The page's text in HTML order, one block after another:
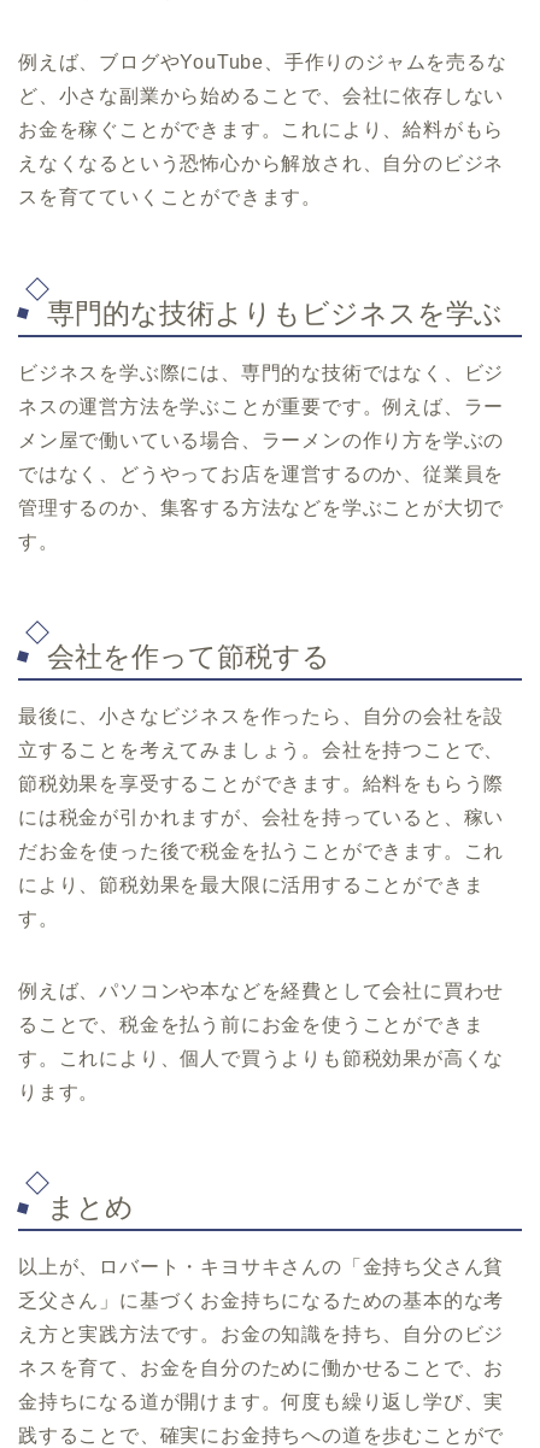
例えば、ブログやYouTube、手作りのジャムを売るな
ど、小さな副業から始めることで、会社に依存しない
お金を稼ぐことができます。これにより、給料がもら
えなくなるという恐怖心から解放され、自分のビジネ
スを育てていくことができます。
専門的な技術よりもビジネスを学ぶ
ビジネスを学ぶ際には、専門的な技術ではなく、ビジ
ネスの運営方法を学ぶことが重要です。例えば、ラー
メン屋で働いている場合、ラーメンの作り方を学ぶの
ではなく、どうやってお店を運営するのか、従業員を
管理するのか、集客する方法などを学ぶことが大切で
す。
会社を作って節税する
最後に、小さなビジネスを作ったら、自分の会社を設
立することを考えてみましょう。会社を持つことで、
節税効果を享受することができます。給料をもらう際
には税金が引かれますが、会社を持っていると、稼い
だお金を使った後で税金を払うことができます。これ
により、節税効果を最大限に活用することができま
す。
例えば、パソコンや本などを経費として会社に買わせ
ることで、税金を払う前にお金を使うことができま
す。これにより、個人で買うよりも節税効果が高くな
ります。
まとめ
以上が、ロバート・キヨサキさんの「金持ち父さん貧
乏父さん」に基づくお金持ちになるための基本的な考
え方と実践方法です。お金の知識を持ち、自分のビジ
ネスを育て、お金を自分のために働かせることで、お
金持ちになる道が開けます。何度も繰り返し学び、実
践することで、確実にお金持ちへの道を歩むことがで